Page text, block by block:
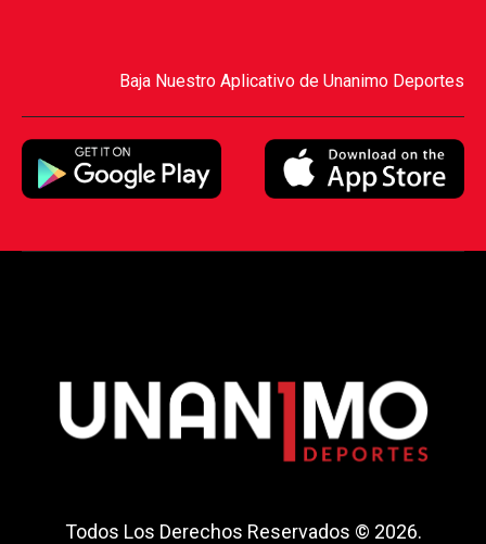
Baja Nuestro Aplicativo de Unanimo Deportes
Todos Los Derechos Reservados © 2026.